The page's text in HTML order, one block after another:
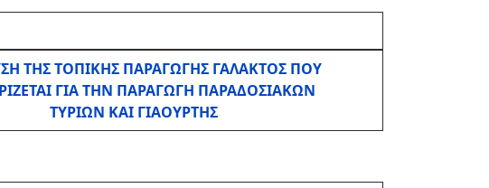
ΤΗΣ ΤΟΠΙΚΗΣ ΠΑΡΑΓΩΓΗΣ ΓΑΛΑΚΤΟΣ ΠΟΥ
ΓΙΑ ΤΗΝ ΠΑΡΑΓΩΓΗ ΠΑΡΑΔΟΣΙΑΚΩΝ
ΤΥΡΙΩΝ ΚΑΙ ΓΙΑΟΥΡΤΗΣ